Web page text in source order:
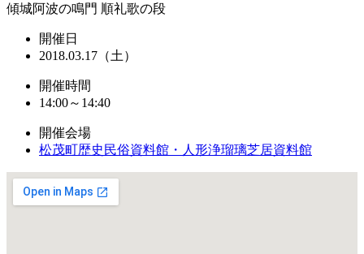
傾城阿波の鳴門 順礼歌の段
開催日
2018.03.17（土）
開催時間
14:00～14:40
開催会場
松茂町歴史民俗資料館・人形浄瑠璃芝居資料館